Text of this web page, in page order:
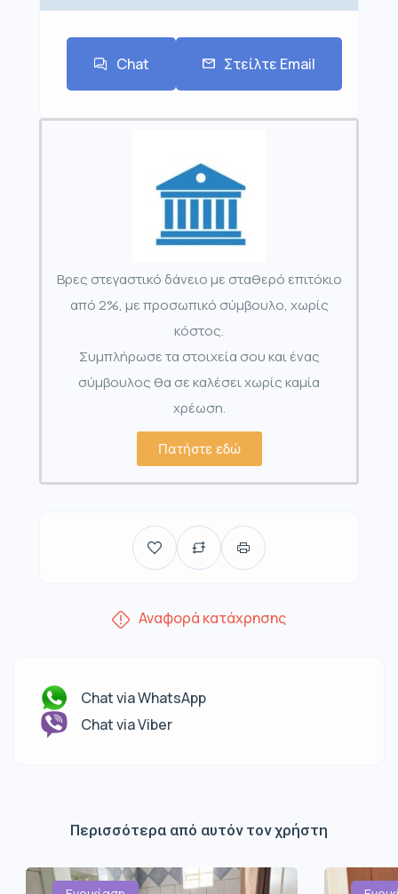
Chat Στείλτε Email
Βρες στεγαστικό δάνειο με σταθερό επιτόκιο
από 2%, με προσωπικό σύμβουλο, χωρίς
κόστος.
Συμπλήρωσε τα στοιχεία σου και ένας
σύμβουλος θα σε καλέσει χωρίς καμία
χρέωση.
Πατήστε εδώ
Αναφορά κατάχρησης
Chat via WhatsApp
Chat via Viber
Περισσότερα από αυτόν τον χρήστη